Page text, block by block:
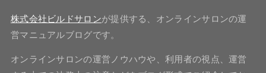
株式会社ビルドサロンが提供する、オンラインサロンの運
営マニュアルブログです。
オンラインサロンの運営ノウハウや、利用者の視点、運営